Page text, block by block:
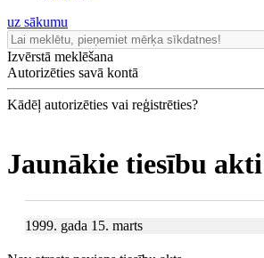
uz sākumu
Izvērstā meklēšana
Autorizēties savā kontā
Kādēļ autorizēties vai reģistrēties?
Jaunākie tiesību akti
1999. gada 15. marts